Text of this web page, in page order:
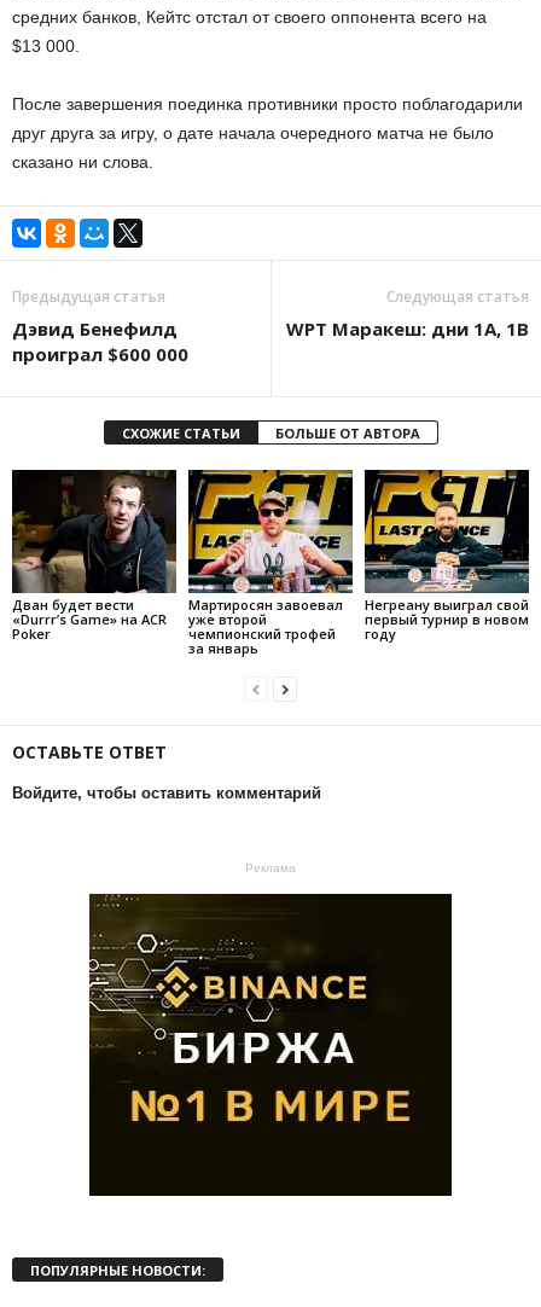
средних банков, Кейтс отстал от своего оппонента всего на
$13 000.
После завершения поединка противники просто поблагодарили
друг друга за игру, о дате начала очередного матча не было
сказано ни слова.
Предыдущая статья
Дэвид Бенефилд
проиграл $600 000
Следующая статья
WPT Маракеш: дни 1А, 1B
СХОЖИЕ СТАТЬИ БОЛЬШЕ ОТ АВТОРА
Дван будет вести
«Durrr’s Game» на ACR
Poker
Мартиросян завоевал
уже второй
чемпионский трофей
за январь
Негреану выиграл свой
первый турнир в новом
году
ОСТАВЬТЕ ОТВЕТ
Войдите, чтобы оставить комментарий
Реклама
ПОПУЛЯРНЫЕ НОВОСТИ: